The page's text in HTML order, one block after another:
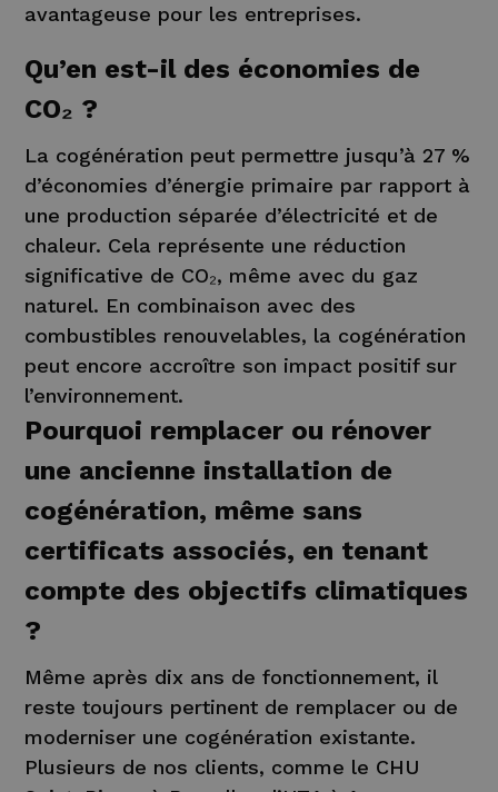
avantageuse pour les entreprises.
Qu’en est-il des économies de
CO₂ ?
La cogénération peut permettre jusqu’à 27 %
d’économies d’énergie primaire par rapport à
une production séparée d’électricité et de
chaleur. Cela représente une réduction
significative de CO₂, même avec du gaz
naturel. En combinaison avec des
combustibles renouvelables, la cogénération
peut encore accroître son impact positif sur
l’environnement.
Pourquoi remplacer ou rénover
une ancienne installation de
cogénération, même sans
certificats associés, en tenant
compte des objectifs climatiques
?
Même après dix ans de fonctionnement, il
reste toujours pertinent de remplacer ou de
moderniser une cogénération existante.
Plusieurs de nos clients, comme le CHU